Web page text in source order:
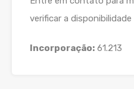
verificar a disponibilidade
Incorporação: 61.213